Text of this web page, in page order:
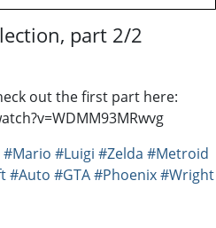
part 2/2
out the first part here:
#Mario #Luigi #Zelda #Metroid
#Auto #GTA#Phoenix#Wright